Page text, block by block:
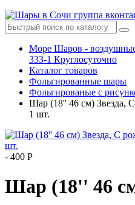
Море Шаров -
333-1 Круглосуточно
Каталог товаров
Фольгированные шары
Фольгированые с
Шар (18'' 46 см) Звезда,
1 шт.
- 400 Р
Шар (18'' 46